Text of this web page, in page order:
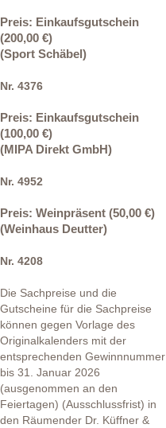
Preis: Einkaufsgutschein
(200,00 €)
(Sport Schäbel)
Nr. 4376
Preis: Einkaufsgutschein
(100,00 €)
(MIPA Direkt GmbH)
Nr. 4952
Preis: Weinpräsent (50,00 €)
(Weinhaus Deutter)
Nr. 4208
Die Sachpreise und die
Gutscheine für die Sachpreise
können gegen Vorlage des
Originalkalenders mit der
entsprechenden Gewinnnummer
bis 31. Januar 2026
(ausgenommen an den
Feiertagen) (Ausschlussfrist) in
den Räumender Dr. Küffner &